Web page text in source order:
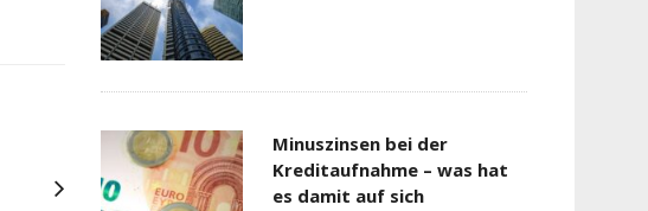
Minuszinsen bei der
Kreditaufnahme – was hat
es damit auf sich